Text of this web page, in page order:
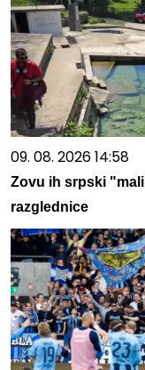
09. 08. 2026 14:58
Zovu ih srpski
razglednice